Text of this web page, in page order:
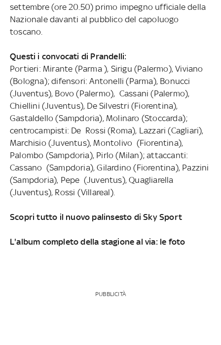
settembre (ore 20.50) primo impegno ufficiale della
Nazionale davanti al pubblico del capoluogo
toscano.
Questi i convocati di Prandelli:
Portieri: Mirante (Parma ), Sirigu (Palermo), Viviano
(Bologna); difensori: Antonelli (Parma), Bonucci
(Juventus), Bovo (Palermo), Cassani (Palermo),
Chiellini (Juventus), De Silvestri (Fiorentina),
Gastaldello (Sampdoria), Molinaro (Stoccarda);
centrocampisti: De Rossi (Roma), Lazzari (Cagliari),
Marchisio (Juventus), Montolivo (Fiorentina),
Palombo (Sampdoria), Pirlo (Milan); attaccanti:
Cassano (Sampdoria), Gilardino (Fiorentina), Pazzini
(Sampdoria), Pepe (Juventus), Quagliarella
(Juventus), Rossi (Villareal).
Scopri tutto il nuovo palinsesto di Sky Sport
L'album completo della stagione al via: le foto
PUBBLICITÀ